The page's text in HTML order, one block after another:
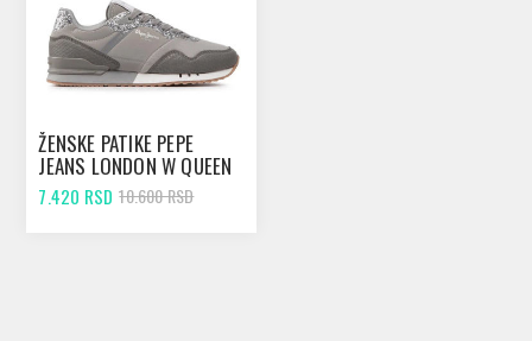
ŽENSKE PATIKE PEPE
JEANS LONDON W QUEEN
POPLIGHT GREY
7.420 RSD 10.600 RSD